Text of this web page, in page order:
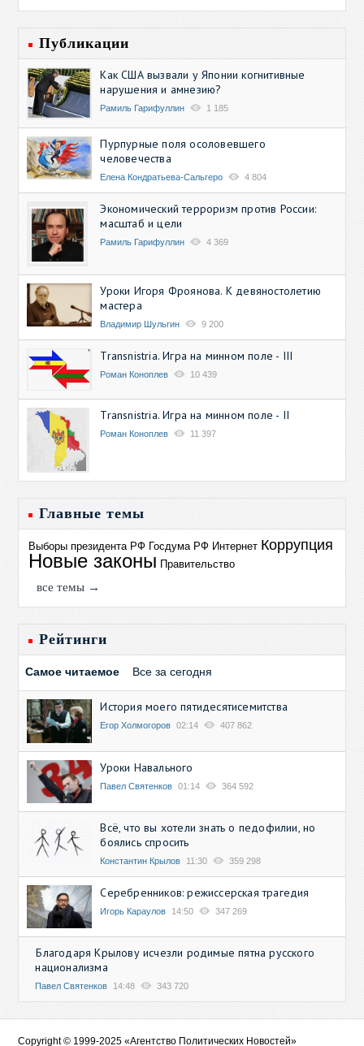
Публикации
Как США вызвали у Японии когнитивные
нарушения и амнезию?
Рамиль Гарифуллин 1 185
Пурпурные поля осоловевшего
человечества
Елена Кондратьева-Сальгеро 4 804
Экономический терроризм против России:
масштаб и цели
Рамиль Гарифуллин 4 369
Уроки Игоря Фроянова. К девяностолетию
мастера
Владимир Шульгин 9 200
Transnistria. Игра на минном поле - III
Роман Коноплев 10 439
Transnistria. Игра на минном поле - II
Роман Коноплев 11 397
Главные темы
Выборы президента РФ Госдума РФ Интернет Коррупция
Новые законы Правительство
все темы →
Рейтинги
Самое читаемое Все за сегодня
История моего пятидесятисемитства
Егор Холмогоров 02:14 407 862
Уроки Навального
Павел Святенков 01:14 364 592
Всё, что вы хотели знать о педофилии, но
боялись спросить
Константин Крылов 11:30 359 298
Серебренников: режиссерская трагедия
Игорь Караулов 14:50 347 269
Благодаря Крылову исчезли родимые пятна русского
национализма
Павел Святенков 14:48 343 720
Copyright © 1999-2025 «Агентство Политических Новостей»